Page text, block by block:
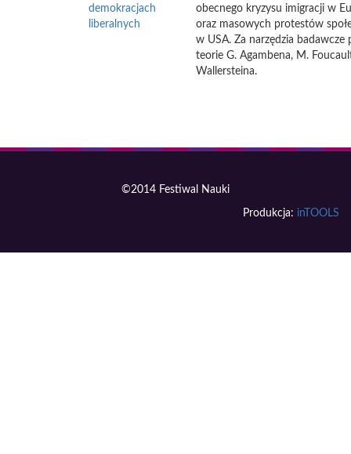
demokracjach
liberalnych
obecnego kryzysu imigracji w
oraz masowych protestów
w USA. Za narzędzia badawcze
teorie G. Agambena, M.
Wallersteina.
©2014 Festiwal Nauki
Produkcja: inTOOLS